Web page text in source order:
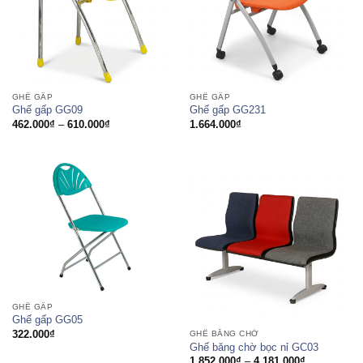
GHẾ GẤP
Ghế gấp GG09
462.000₫ – 610.000₫Khoảng
GHẾ GẤP
Ghế gấp GG231
1.664.000₫
GHẾ GẤP
Ghế gấp GG05
322.000₫ GHẾ BĂNG CHỜ
Ghế băng chờ bọc nỉ GC03
Khoảng